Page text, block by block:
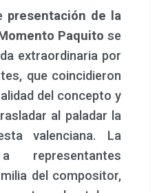
combinaciones
o el Paquito
como un
histórico y
el vínculo entre
del compositor
del